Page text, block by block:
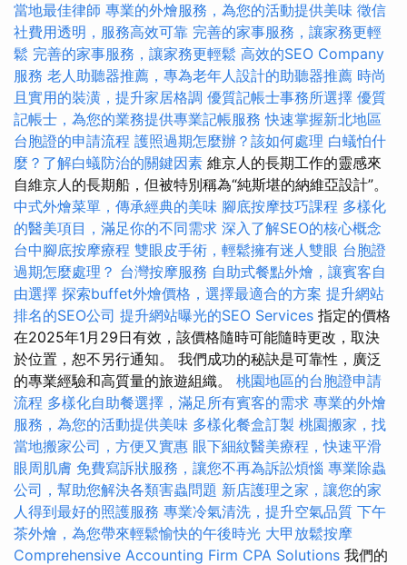
當地最佳律師 專業的外燴服務，為您的活動提供美味 徵信
社費用透明，服務高效可靠 完善的家事服務，讓家務更輕
鬆 完善的家事服務，讓家務更輕鬆 高效的SEO Company
服務 老人助聽器推薦，專為老年人設計的助聽器推薦 時尚
且實用的裝潢，提升家居格調 優質記帳士事務所選擇 優質
記帳士，為您的業務提供專業記帳服務 快速掌握新北地區
台胞證的申請流程 護照過期怎麼辦？該如何處理 白蟻怕什
麼？了解白蟻防治的關鍵因素 維京人的長期工作的靈感來
自維京人的長期船，但被特別稱為“純斯堪的納維亞設計”。
中式外燴菜單，傳承經典的美味 腳底按摩技巧課程 多樣化
的醫美項目，滿足你的不同需求 深入了解SEO的核心概念
台中腳底按摩療程 雙眼皮手術，輕鬆擁有迷人雙眼 台胞證
過期怎麼處理？ 台灣按摩服務 自助式餐點外燴，讓賓客自
由選擇 探索buffet外燴價格，選擇最適合的方案 提升網站
排名的SEO公司 提升網站曝光的SEO Services 指定的價格
在2025年1月29日有效，該價格隨時可能隨時更改，取決
於位置，恕不另行通知。 我們成功的秘訣是可靠性，廣泛
的專業經驗和高質量的旅遊組織。 桃園地區的台胞證申請
流程 多樣化自助餐選擇，滿足所有賓客的需求 專業的外燴
服務，為您的活動提供美味 多樣化餐盒訂製 桃園搬家，找
當地搬家公司，方便又實惠 眼下細紋醫美療程，快速平滑
眼周肌膚 免費寫訴狀服務，讓您不再為訴訟煩惱 專業除蟲
公司，幫助您解決各類害蟲問題 新店護理之家，讓您的家
人得到最好的照護服務 專業冷氣清洗，提升空氣品質 下午
茶外燴，為您帶來輕鬆愉快的午後時光 大甲放鬆按摩
Comprehensive Accounting Firm CPA Solutions 我們的